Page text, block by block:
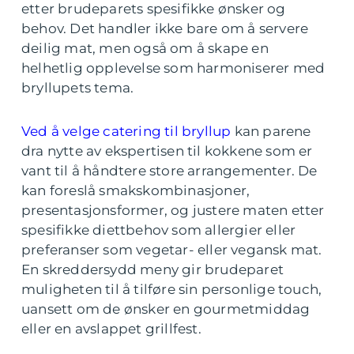
etter brudeparets spesifikke ønsker og
behov. Det handler ikke bare om å servere
deilig mat, men også om å skape en
helhetlig opplevelse som harmoniserer med
bryllupets tema.
Ved å velge catering til bryllup kan parene
dra nytte av ekspertisen til kokkene som er
vant til å håndtere store arrangementer. De
kan foreslå smakskombinasjoner,
presentasjonsformer, og justere maten etter
spesifikke diettbehov som allergier eller
preferanser som vegetar- eller vegansk mat.
En skreddersydd meny gir brudeparet
muligheten til å tilføre sin personlige touch,
uansett om de ønsker en gourmetmiddag
eller en avslappet grillfest.